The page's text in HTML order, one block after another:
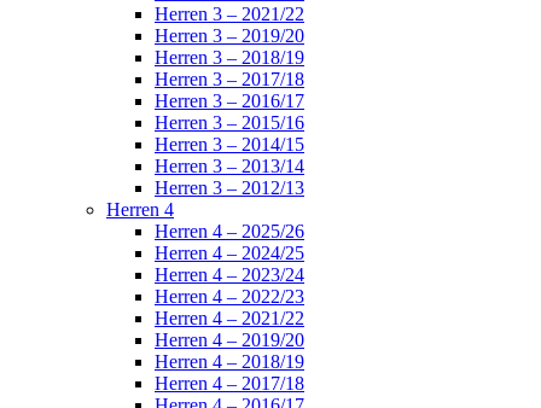
Herren 3 – 2021/22
Herren 3 – 2019/20
Herren 3 – 2018/19
Herren 3 – 2017/18
Herren 3 – 2016/17
Herren 3 – 2015/16
Herren 3 – 2014/15
Herren 3 – 2013/14
Herren 3 – 2012/13
Herren 4
Herren 4 – 2025/26
Herren 4 – 2024/25
Herren 4 – 2023/24
Herren 4 – 2022/23
Herren 4 – 2021/22
Herren 4 – 2019/20
Herren 4 – 2018/19
Herren 4 – 2017/18